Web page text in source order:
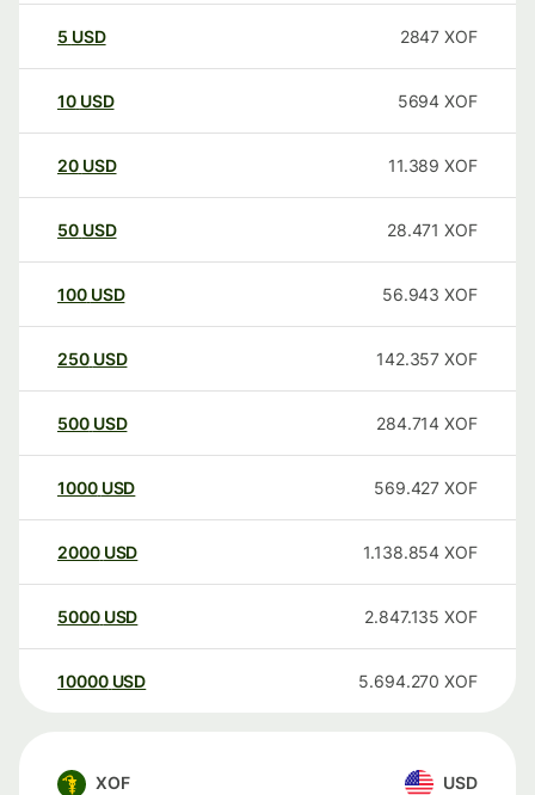
5 USD 2847 XOF
10 USD 5694 XOF
20 USD 11.389 XOF
50 USD 28.471 XOF
100 USD 56.943 XOF
250 USD 142.357 XOF
500 USD 284.714 XOF
1000 USD 569.427 XOF
2000 USD 1.138.854 XOF
5000 USD 2.847.135 XOF
10000 USD 5.694.270 XOF
XOF USD